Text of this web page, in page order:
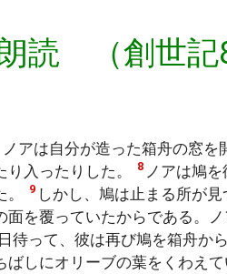
読 （創世記
アは自分が造った箱舟の窓を
り入ったりした。
8 ノアは鳩
。
9 しかし、鳩は止まる所が
面を覆っていたからである。
待って、彼は再び鳩を箱舟か
ばしにオリーブの葉をくわえ